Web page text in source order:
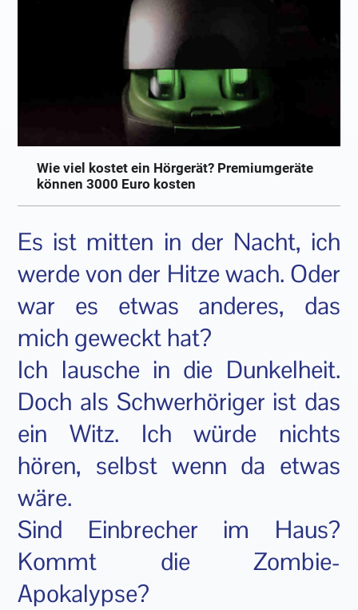
Wie viel kostet ein Hörgerät? Premiumgeräte
können 3000 Euro kosten
Es ist mitten in der Nacht, ich
werde von der Hitze wach. Oder
war es etwas anderes, das
mich geweckt hat?
Ich lausche in die Dunkelheit.
Doch als Schwerhöriger ist das
ein Witz. Ich würde nichts
hören, selbst wenn da etwas
wäre.
Sind Einbrecher im Haus?
Kommt die Zombie-
Apokalypse?